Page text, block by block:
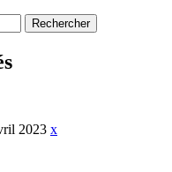
2023 x